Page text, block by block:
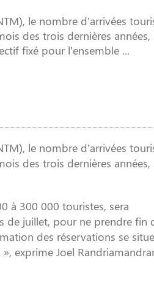
le nombre d’arrivées
des trois dernières
fixé pour l’ensemble ...
le nombre d’arrivées
des trois dernières
à 300 000 touristes, sera
juillet, pour ne prendre fin
des réservations se
exprime Joel